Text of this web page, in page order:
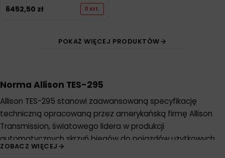
6452,50 zł 0 szt.
POKAŻ WIĘCEJ PRODUKTÓW
Norma Allison TES-295
Allison TES-295 stanowi zaawansowaną specyfikację
techniczną opracowaną przez amerykańską firmę Allison
Transmission, światowego lidera w produkcji
automatycznych skrzyń biegów do pojazdów użytkowych.
Standard wprowadzony został w odpowiedzi na rosnące
ZOBACZ WIĘCEJ